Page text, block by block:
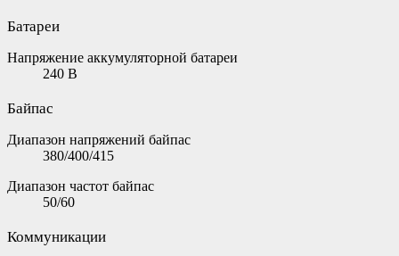
Батареи
Напряжение аккумуляторной батареи
240 В
Байпас
Диапазон напряжений байпас
380/400/415
Диапазон частот байпас
50/60
Коммуникации